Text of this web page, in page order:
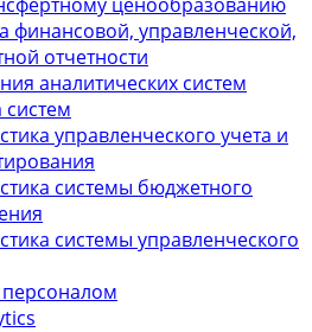
финансовой, управленческой,
отчетности
аналитических систем
систем
управленческого учета и
системы бюджетного
системы управленческого